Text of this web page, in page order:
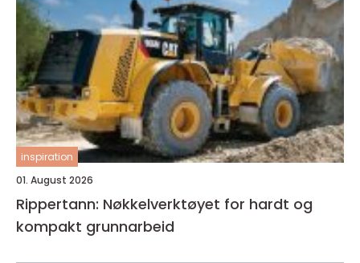
inspiration
01. August 2026
Rippertann: Nøkkelverktøyet for hardt og
kompakt grunnarbeid